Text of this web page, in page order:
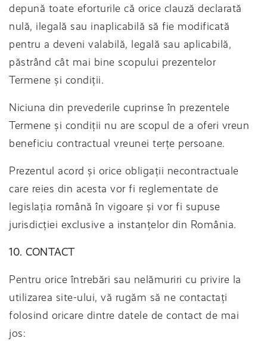
depună toate eforturile că orice clauză declarată
nulă, ilegală sau inaplicabilă să fie modificată
pentru a deveni valabilă, legală sau aplicabilă,
păstrând cât mai bine scopului prezentelor
Termene și condiții.
Niciuna din prevederile cuprinse în prezentele
Termene și condiții nu are scopul de a oferi vreun
beneficiu contractual vreunei terțe persoane.
Prezentul acord și orice obligații necontractuale
care reies din acesta vor fi reglementate de
legislația română în vigoare și vor fi supuse
jurisdicției exclusive a instanțelor din România.
10. CONTACT
Pentru orice întrebări sau nelămuriri cu privire la
utilizarea site-ului, vă rugăm să ne contactați
folosind oricare dintre datele de contact de mai
jos: